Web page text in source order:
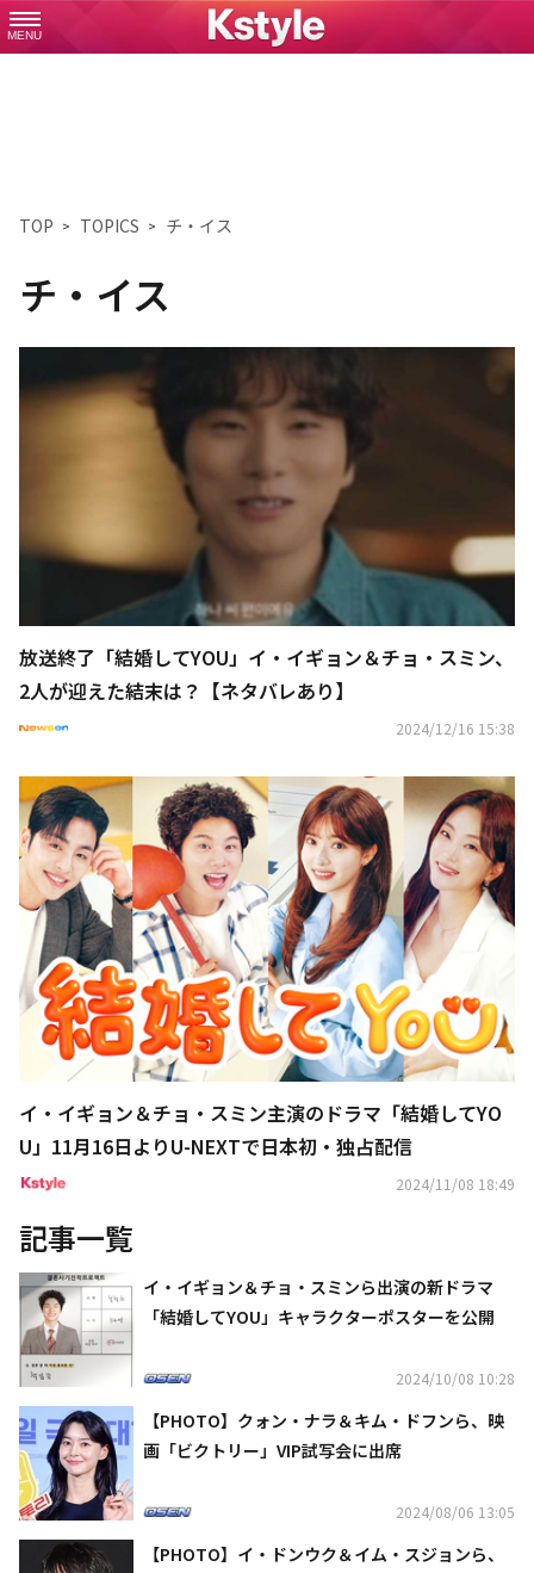
MENU
TOP TOPICS チ・イス
チ・イス
放送終了「結婚してYOU」イ・イギョン＆チョ・スミン、
2人が迎えた結末は？【ネタバレあり】
2024/12/16 15:38
イ・イギョン＆チョ・スミン主演のドラマ「結婚してYO
U」11月16日よりU-NEXTで日本初・独占配信
2024/11/08 18:49
記事一覧
イ・イギョン＆チョ・スミンら出演の新ドラマ
「結婚してYOU」キャラクターポスターを公開
2024/10/08 10:28
【PHOTO】クォン・ナラ＆キム・ドフンら、映
画「ビクトリー」VIP試写会に出席
2024/08/06 13:05
【PHOTO】イ・ドンウク＆イム・スジョンら、